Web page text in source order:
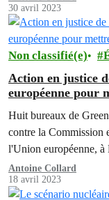
interrogé·es ce matin.
30 avril 2023
Non classifié(e)
Action en justice
européenne pour
Huit bureaux de
contre la Commission
l'Union européenne,
du gaz fossile et du
comme
Antoine Collard
18 avril 2023